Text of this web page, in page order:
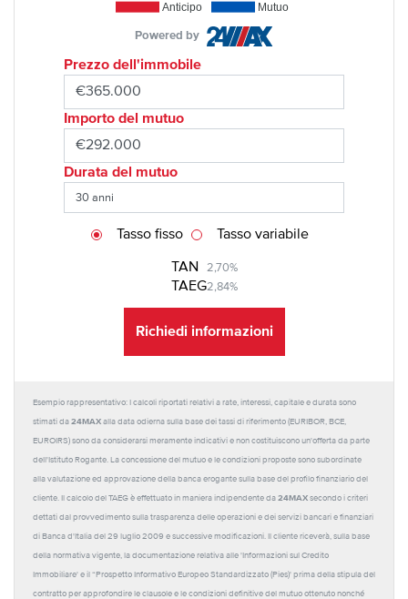
Anticipo Mutuo
Powered by
Prezzo dell'immobile
Importo del mutuo
Durata del mutuo
TAN 2,70%
TAEG2,84%
Tasso fisso Tasso variabile
Richiedi informazioni
Esempio rappresentativo: I calcoli riportati relativi a rate, interessi, capitale e durata sono
stimati da 24MAX alla data odierna sulla base dei tassi di riferimento (EURIBOR, BCE,
EUROIRS) sono da considerarsi meramente indicativi e non costituiscono un'offerta da parte
dell'Istituto Rogante. La concessione del mutuo e le condizioni proposte sono subordinate
alla valutazione ed approvazione della banca erogante sulla base del profilo finanziario del
cliente. Il calcolo del TAEG è effettuato in maniera indipendente da 24MAX secondo i criteri
dettati dal provvedimento sulla trasparenza delle operazioni e dei servizi bancari e finanziari
di Banca d'Italia del 29 luglio 2009 e successive modificazioni. Il cliente riceverà, sulla base
della normativa vigente, la documentazione relativa alle 'Informazioni sul Credito
Immobiliare' e il “Prospetto Informativo Europeo Standardizzato (Pies)' prima della stipula del
contratto per approfondire le clausole e le condizioni definitive del mutuo ottenuto nonché